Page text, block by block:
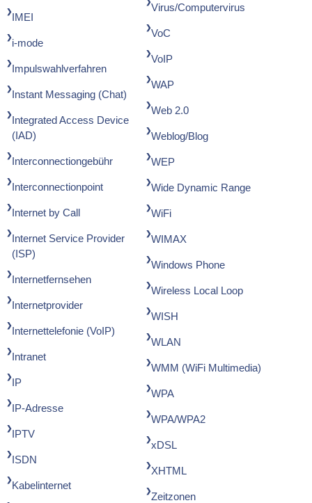
IMEI
i-mode
Impulswahlverfahren
Instant Messaging (Chat)
Integrated Access Device
(IAD)
Interconnectiongebühr
Interconnectionpoint
Internet by Call
Internet Service Provider
(ISP)
Internetfernsehen
Internetprovider
Internettelefonie (VoIP)
Intranet
IP
IP-Adresse
IPTV
ISDN
Kabelinternet
Virus/Computervirus
VoC
VoIP
WAP
Web 2.0
Weblog/Blog
WEP
Wide Dynamic Range
WiFi
WIMAX
Windows Phone
Wireless Local Loop
WISH
WLAN
WMM (WiFi Multimedia)
WPA
WPA/WPA2
xDSL
XHTML
Zeitzonen